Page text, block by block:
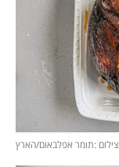
צילום :תומר אפלבאום/הארץ